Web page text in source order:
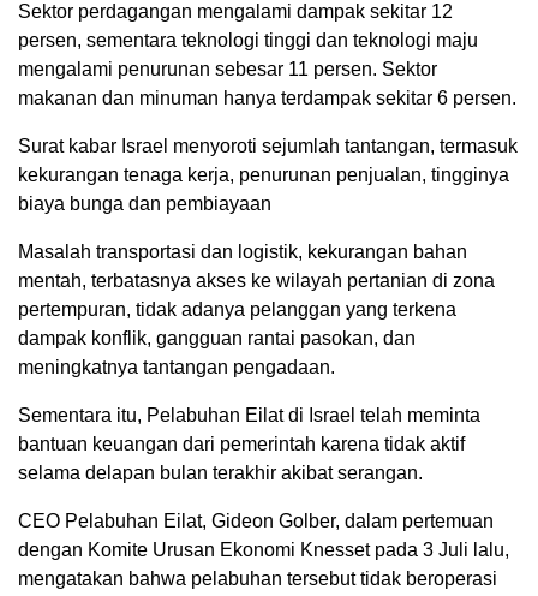
Sektor perdagangan mengalami dampak sekitar 12
persen, sementara teknologi tinggi dan teknologi maju
mengalami penurunan sebesar 11 persen. Sektor
makanan dan minuman hanya terdampak sekitar 6 persen.
Surat kabar Israel menyoroti sejumlah tantangan, termasuk
kekurangan tenaga kerja, penurunan penjualan, tingginya
biaya bunga dan pembiayaan
Masalah transportasi dan logistik, kekurangan bahan
mentah, terbatasnya akses ke wilayah pertanian di zona
pertempuran, tidak adanya pelanggan yang terkena
dampak konflik, gangguan rantai pasokan, dan
meningkatnya tantangan pengadaan.
Sementara itu, Pelabuhan Eilat di Israel telah meminta
bantuan keuangan dari pemerintah karena tidak aktif
selama delapan bulan terakhir akibat serangan.
CEO Pelabuhan Eilat, Gideon Golber, dalam pertemuan
dengan Komite Urusan Ekonomi Knesset pada 3 Juli lalu,
mengatakan bahwa pelabuhan tersebut tidak beroperasi